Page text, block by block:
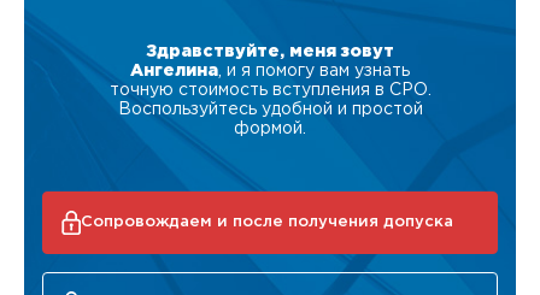
Здравствуйте, меня зовут
Ангелина , и я помогу вам узнать
точную стоимость вступления в СРО.
Воспользуйтесь удобной и простой
формой.
Сопровождаем и после получения допуска